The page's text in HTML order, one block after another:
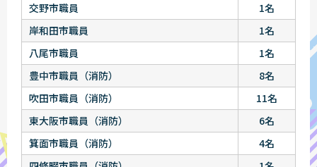
交野市職員
1名
岸和田市職員
1名
八尾市職員
1名
豊中市職員（消防）
8名
吹田市職員（消防）
11名
東大阪市職員（消防）
6名
箕面市職員（消防）
4名